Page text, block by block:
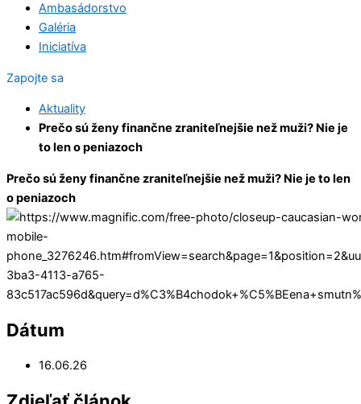
Ambasádorstvo
Galéria
Iniciatíva
Zapojte sa
Aktuality
Prečo sú ženy finančne zraniteľnejšie než muži? Nie je
to len o peniazoch
Prečo sú ženy finančne zraniteľnejšie než muži? Nie je to len
o peniazoch
Dátum
16.06.26